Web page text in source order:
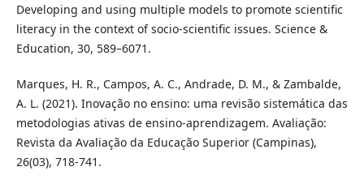
Developing and using multiple models to promote scientific
literacy in the context of socio-scientific issues. Science &
Education, 30, 589–6071.
Marques, H. R., Campos, A. C., Andrade, D. M., & Zambalde,
A. L. (2021). Inovação no ensino: uma revisão sistemática das
metodologias ativas de ensino-aprendizagem. Avaliação:
Revista da Avaliação da Educação Superior (Campinas),
26(03), 718-741.